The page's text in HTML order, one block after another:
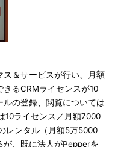
＆サービスが行い、月額
るCRMライセンスが10
の登録、閲覧については
10ライセンス／月額7000
レンタル（月額5万5000
が、既に法人がPepperを